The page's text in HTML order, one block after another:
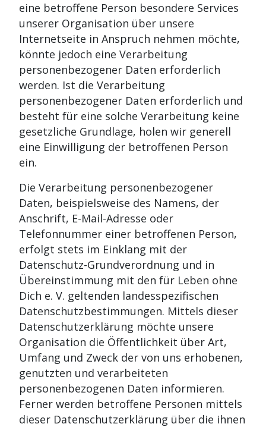
eine betroffene Person besondere Services
unserer Organisation über unsere
Internetseite in Anspruch nehmen möchte,
könnte jedoch eine Verarbeitung
personenbezogener Daten erforderlich
werden. Ist die Verarbeitung
personenbezogener Daten erforderlich und
besteht für eine solche Verarbeitung keine
gesetzliche Grundlage, holen wir generell
eine Einwilligung der betroffenen Person
ein.
Die Verarbeitung personenbezogener
Daten, beispielsweise des Namens, der
Anschrift, E-Mail-Adresse oder
Telefonnummer einer betroffenen Person,
erfolgt stets im Einklang mit der
Datenschutz-Grundverordnung und in
Übereinstimmung mit den für Leben ohne
Dich e. V. geltenden landesspezifischen
Datenschutzbestimmungen. Mittels dieser
Datenschutzerklärung möchte unsere
Organisation die Öffentlichkeit über Art,
Umfang und Zweck der von uns erhobenen,
genutzten und verarbeiteten
personenbezogenen Daten informieren.
Ferner werden betroffene Personen mittels
dieser Datenschutzerklärung über die ihnen